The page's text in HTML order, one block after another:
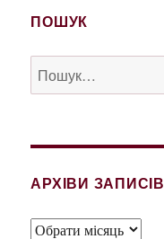
ПОШУК
Пошук
за
АРХІВИ ЗАПИСІВ
Архіви